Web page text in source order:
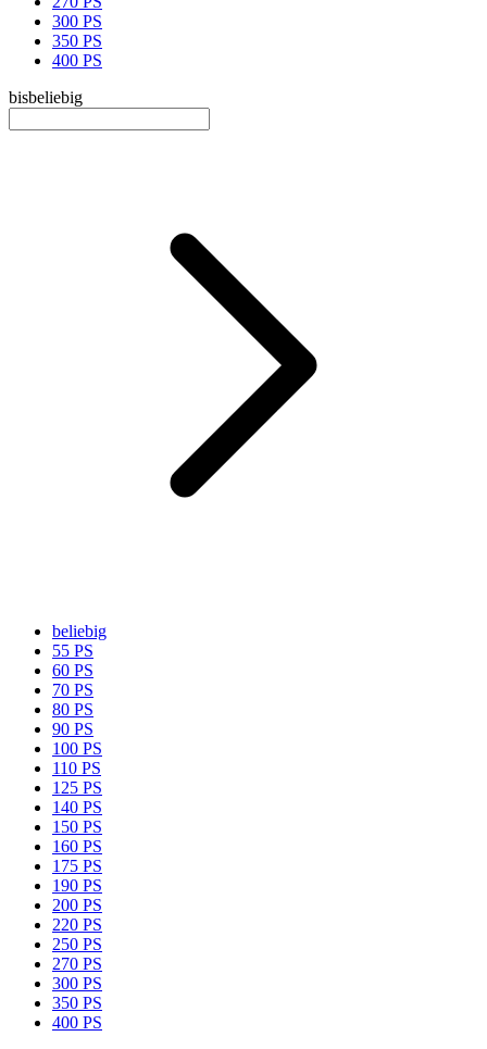
300 PS
350 PS
400 PS
bisbeliebig
beliebig
55 PS
60 PS
70 PS
80 PS
90 PS
100 PS
110 PS
125 PS
140 PS
150 PS
160 PS
175 PS
190 PS
200 PS
220 PS
250 PS
270 PS
300 PS
350 PS
400 PS